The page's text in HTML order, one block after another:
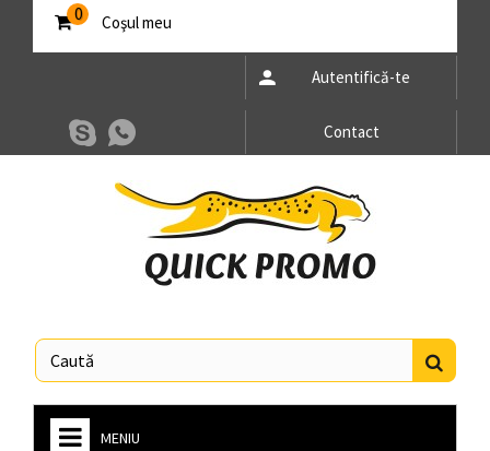
Coşul meu
0
Autentifică-te
Contact
MENIU